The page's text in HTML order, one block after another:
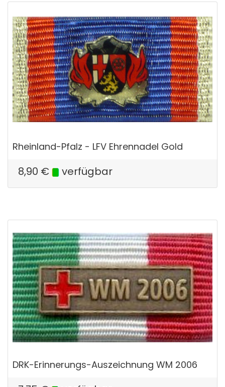
Rheinland-Pfalz - LFV Ehrennadel Gold
8,90 € verfügbar
DRK-Erinnerungs-Auszeichnung WM 2006